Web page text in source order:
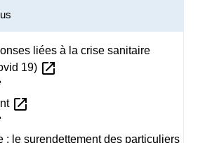
liées à la crise sanitaire
19) open_in_new
open_in_new
: le surendettement des particuliers